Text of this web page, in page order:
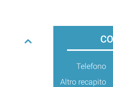
Telefono
Altro recapito